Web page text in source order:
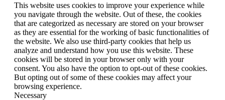
This website uses cookies to improve your experience while
you navigate through the website. Out of these, the cookies
that are categorized as necessary are stored on your browser
as they are essential for the working of basic functionalities of
the website. We also use third-party cookies that help us
analyze and understand how you use this website. These
cookies will be stored in your browser only with your
consent. You also have the option to opt-out of these cookies.
But opting out of some of these cookies may affect your
browsing experience.
Necessary